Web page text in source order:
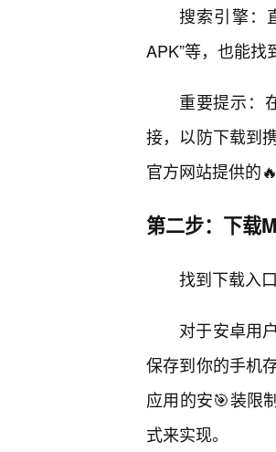
搜索引擎：
APK”等，也能找
重要提示：
接，以防下载到
官方网站提供的
第二步：下载
找到下载入
对于安卓用
保存到你的手机
应用的安🎯装限
式来实现。